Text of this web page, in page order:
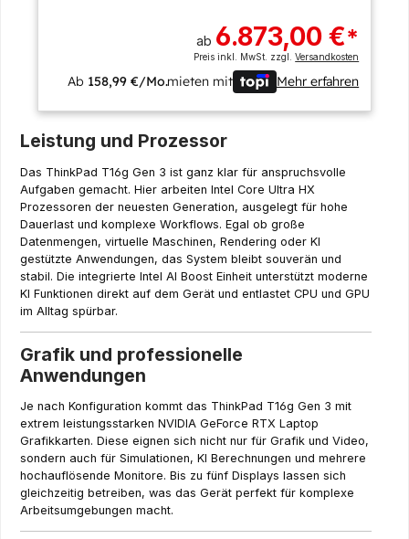
ab 6.873,00 €*
Preis inkl. MwSt. zzgl.Versandkosten
Ab 158,99 €/Mo.mieten mit Mehr erfahren
Leistung und Prozessor
Das ThinkPad T16g Gen 3 ist ganz klar für anspruchsvolle
Aufgaben gemacht. Hier arbeiten Intel Core Ultra HX
Prozessoren der neuesten Generation, ausgelegt für hohe
Dauerlast und komplexe Workflows. Egal ob große
Datenmengen, virtuelle Maschinen, Rendering oder KI
gestützte Anwendungen, das System bleibt souverän und
stabil. Die integrierte Intel AI Boost Einheit unterstützt moderne
KI Funktionen direkt auf dem Gerät und entlastet CPU und GPU
im Alltag spürbar.
Grafik und professionelle
Anwendungen
Je nach Konfiguration kommt das ThinkPad T16g Gen 3 mit
extrem leistungsstarken NVIDIA GeForce RTX Laptop
Grafikkarten. Diese eignen sich nicht nur für Grafik und Video,
sondern auch für Simulationen, KI Berechnungen und mehrere
hochauflösende Monitore. Bis zu fünf Displays lassen sich
gleichzeitig betreiben, was das Gerät perfekt für komplexe
Arbeitsumgebungen macht.